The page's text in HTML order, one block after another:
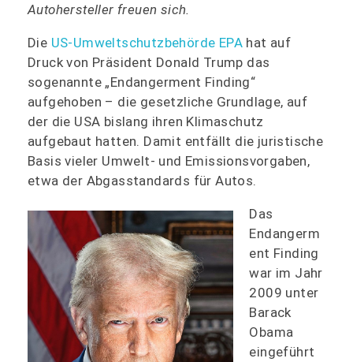
Autohersteller freuen sich.
Die US-Umweltschutzbehörde EPA hat auf
Druck von Präsident Donald Trump das
sogenannte „Endangerment Finding“
aufgehoben – die gesetzliche Grundlage, auf
der die USA bislang ihren Klimaschutz
aufgebaut hatten. Damit entfällt die juristische
Basis vieler Umwelt- und Emissionsvorgaben,
etwa der Abgasstandards für Autos.
Das
Endangerm
ent Finding
war im Jahr
2009 unter
Barack
Obama
eingeführt